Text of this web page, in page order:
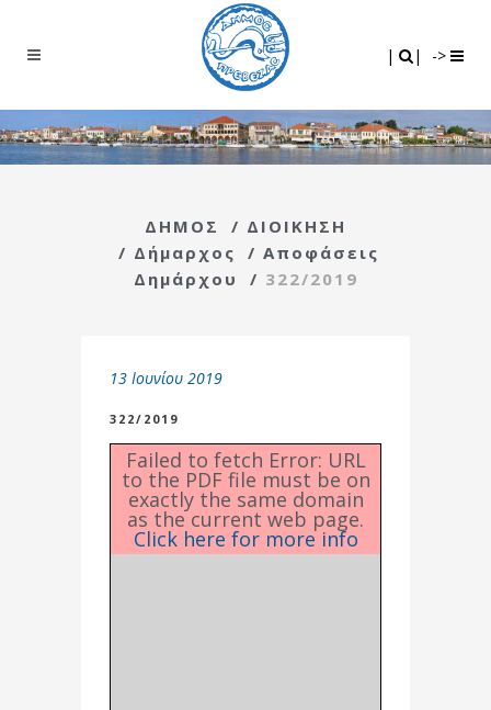
| | ->
ΔΗΜΟΣ / ΔΙΟΙΚΗΣΗ
/ Δήμαρχος / Αποφάσεις
Δημάρχου
/ 322/2019
13 Ιουνίου 2019
322/2019
Failed to fetch Error: URL
to the PDF file must be on
exactly the same domain
as the current web page.
Click here for more info